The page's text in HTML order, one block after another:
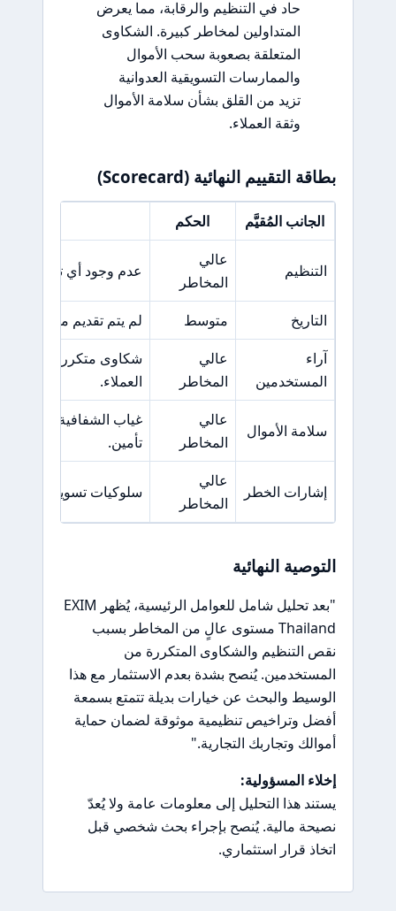
حاد في التنظيم والرقابة، مما يعرض
المتداولين لمخاطر كبيرة. الشكاوى
المتعلقة بصعوبة سحب الأموال
والممارسات التسويقية العدوانية
تزيد من القلق بشأن سلامة الأموال
وثقة العملاء.
بطاقة التقييم النهائية (Scorecard)
الجانب المُقيَّم الحكم
التنظيم
عالي
المخاطر
عدم وجود أي تراخيص
التاريخ متوسط
لم يتم تقديم معلومات
آراء
المستخدمين
عالي
المخاطر
شكاوى متكررة حول
العملاء.
سلامة الأموال
عالي
المخاطر
غياب الشفافية في
تأمين.
إشارات الخطر
عالي
المخاطر
سلوكيات تسويقية
التوصية النهائية
"بعد تحليل شامل للعوامل الرئيسية، يُظهر EXIM
Thailand مستوى عالٍ من المخاطر بسبب
نقص التنظيم والشكاوى المتكررة من
المستخدمين. يُنصح بشدة بعدم الاستثمار مع هذا
الوسيط والبحث عن خيارات بديلة تتمتع بسمعة
أفضل وتراخيص تنظيمية موثوقة لضمان حماية
أموالك وتجاربك التجارية."
إخلاء المسؤولية:
يستند هذا التحليل إلى معلومات عامة ولا يُعدّ
نصيحة مالية. يُنصح بإجراء بحث شخصي قبل
اتخاذ قرار استثماري.